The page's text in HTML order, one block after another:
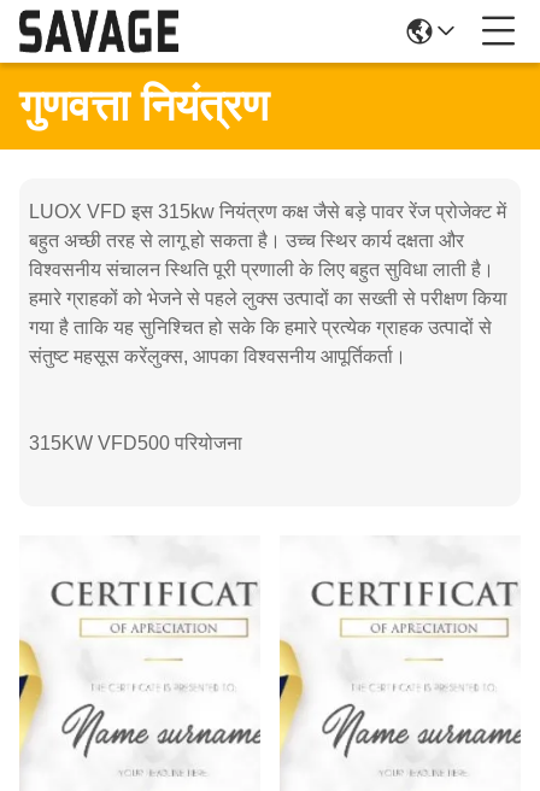
गुणवत्ता नियंत्रण
LUOX VFD इस 315kw नियंत्रण कक्ष जैसे बड़े पावर रेंज प्रोजेक्ट में
बहुत अच्छी तरह से लागू हो सकता है। उच्च स्थिर कार्य दक्षता और
विश्वसनीय संचालन स्थिति पूरी प्रणाली के लिए बहुत सुविधा लाती है।
हमारे ग्राहकों को भेजने से पहले लुक्स उत्पादों का सख्ती से परीक्षण किया
गया है ताकि यह सुनिश्चित हो सके कि हमारे प्रत्येक ग्राहक उत्पादों से
संतुष्ट महसूस करेंलुक्स, आपका विश्वसनीय आपूर्तिकर्ता।
315KW VFD500 परियोजना